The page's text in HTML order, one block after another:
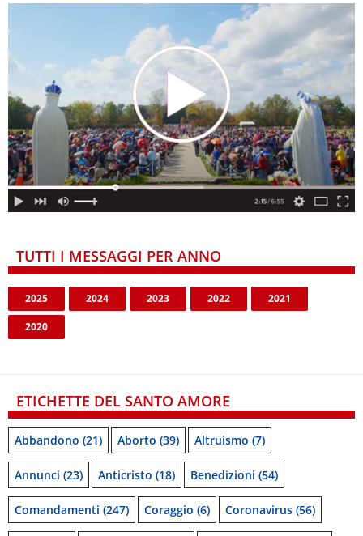
TUTTI I MESSAGGI PER ANNO
2025 2024 2023 2022 2021
2020
ETICHETTE DEL SANTO AMORE
Abbandono (21) Aborto (39) Altruismo (7)
Annunci (23) Anticristo (18) Benedizioni (54)
Comandamenti (247) Coraggio (6) Coronavirus (56)